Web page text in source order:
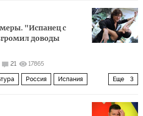
"Испанец с
доводы
21 17865
Еще 3
Россия Испания